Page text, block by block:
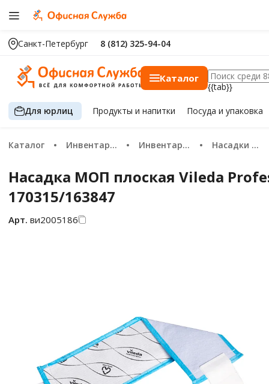
Санкт-Петербург 8 (812) 325-94-04
Каталог
{{tab}}
Для юрлиц Продуктыи напитки Посуда и упаковка
Каталог Инвентарь и техника для уборки Инвентарь для уборки пола Насадки моющие на швабру (мопы)
Насадка МОП плоская Vileda
170315/163847
Арт. ви2005186